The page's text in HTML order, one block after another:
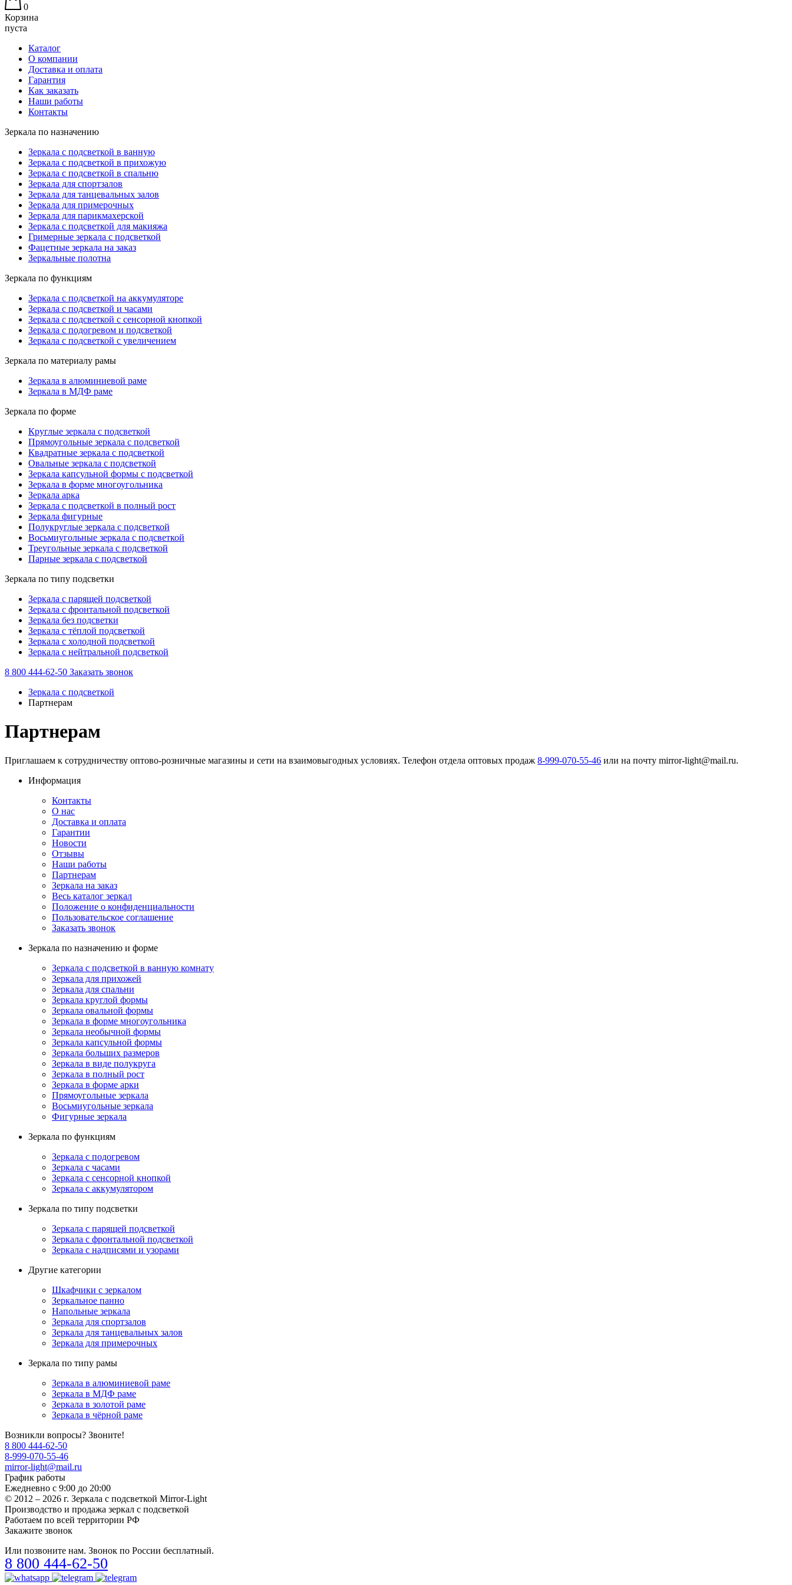
0
Корзина
пуста
Каталог
О компании
Доставка и оплата
Гарантия
Как заказать
Наши работы
Контакты
Зеркала по назначению
Зеркала с подсветкой в ванную
Зеркала с подсветкой в прихожую
Зеркала с подсветкой в спальню
Зеркала для спортзалов
Зеркала для танцевальных залов
Зеркала для примерочных
Зеркала для парикмахерской
Зеркала с подсветкой для макияжа
Гримерные зеркала с подсветкой
Фацетные зеркала на заказ
Зеркальные полотна
Зеркала по функциям
Зеркала с подсветкой на аккумуляторе
Зеркала с подсветкой и часами
Зеркала с подсветкой с сенсорной кнопкой
Зеркала с подогревом и подсветкой
Зеркала с подсветкой с увеличением
Зеркала по материалу рамы
Зеркала в алюминиевой раме
Зеркала в МДФ раме
Зеркала по форме
Круглые зеркала с подсветкой
Прямоугольные зеркала с подсветкой
Квадратные зеркала с подсветкой
Овальные зеркала с подсветкой
Зеркала капсульной формы с подсветкой
Зеркала в форме многоугольника
Зеркала арка
Зеркала с подсветкой в полный рост
Зеркала фигурные
Полукруглые зеркала с подсветкой
Восьмиугольные зеркала с подсветкой
Треугольные зеркала с подсветкой
Парные зеркала с подсветкой
Зеркала по типу подсветки
Зеркала с парящей подсветкой
Зеркала с фронтальной подсветкой
Зеркала без подсветки
Зеркала с тёплой подсветкой
Зеркала с холодной подсветкой
Зеркала с нейтральной подсветкой
8 800 444-62-50 Заказать звонок
Зеркала с подсветкой
Партнерам
Партнерам
Приглашаем к сотрудничеству оптово-розничные магазины и сети на взаимовыгодных условиях. Телефон отдела оптовых продаж 8-999-070-55-46 или на почту mirror-light@mail.ru.
Информация
Контакты
О нас
Доставка и оплата
Гарантии
Новости
Отзывы
Наши работы
Партнерам
Зеркала на заказ
Весь каталог зеркал
Положение о конфиденциальности
Пользовательское соглашение
Заказать звонок
Зеркала по назначению и форме
Зеркала с подсветкой в ванную комнату
Зеркала для прихожей
Зеркала для спальни
Зеркала круглой формы
Зеркала овальной формы
Зеркала в форме многоугольника
Зеркала необычной формы
Зеркала капсульной формы
Зеркала больших размеров
Зеркала в виде полукруга
Зеркала в полный рост
Зеркала в форме арки
Прямоугольные зеркала
Восьмиугольные зеркала
Фигурные зеркала
Зеркала по функциям
Зеркала с подогревом
Зеркала с часами
Зеркала с сенсорной кнопкой
Зеркала с аккумулятором
Зеркала по типу подсветки
Зеркала с парящей подсветкой
Зеркала с фронтальной подсветкой
Зеркала с надписями и узорами
Другие категории
Шкафчики с зеркалом
Зеркальное панно
Напольные зеркала
Зеркала для спортзалов
Зеркала для танцевальных залов
Зеркала для примерочных
Зеркала по типу рамы
Зеркала в алюминиевой раме
Зеркала в МДФ раме
Зеркала в золотой раме
Зеркала в чёрной раме
Возникли вопросы? Звоните!
8 800 444-62-50
8-999-070-55-46
mirror-light@mail.ru
График работы
Ежедневно с 9:00 до 20:00
© 2012 – 2026 г. Зеркала c подсветкой Mirror-Light
Производство и продажа зеркал с подсветкой
Работаем по всей территории РФ
Закажите звонок
Или позвоните нам. Звонок по России бесплатный.
8 800 444-62-50